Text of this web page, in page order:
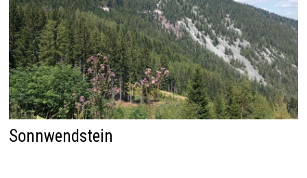
Sonnwendstein